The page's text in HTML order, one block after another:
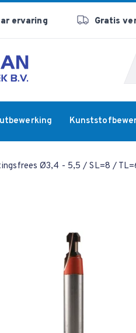
ervaring Gratis
Ø3,4 - 5,5 / SL=8 /